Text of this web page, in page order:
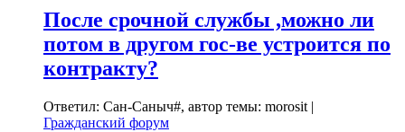
После срочной службы ,можно ли
потом в другом гос-ве устроится по
контракту?
Ответил: Сан-Саныч#, автор темы: morosit |
Гражданский форум